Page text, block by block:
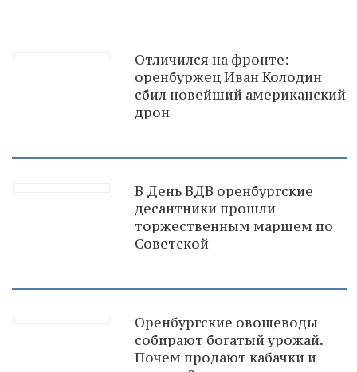
Отличился на фронте:
оренбуржец Иван Колодин
сбил новейший американский
дрон
В День ВДВ оренбургские
десантники прошли
торжественным маршем по
Советской
Оренбургские овощеводы
собирают богатый урожай.
Почем продают кабачки и